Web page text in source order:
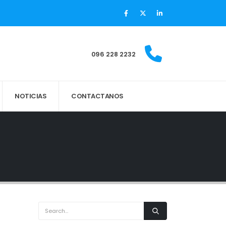
096 228 2232
NOTICIAS CONTACTANOS